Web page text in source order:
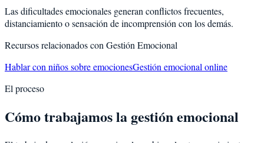
Las dificultades emocionales generan conflictos frecuentes,
distanciamiento o sensación de incomprensión con los demás.
Recursos relacionados con Gestión Emocional
Hablar con niños sobre emocionesGestión emocional online
El proceso
Cómo trabajamos la gestión emocional